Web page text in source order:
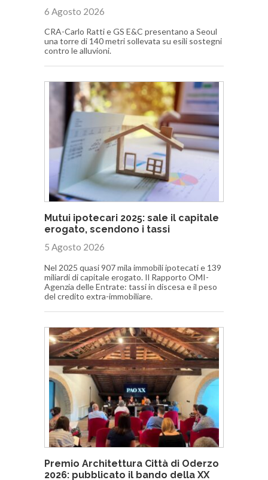
6 Agosto 2026
CRA-Carlo Ratti e GS E&C presentano a Seoul
una torre di 140 metri sollevata su esili sostegni
contro le alluvioni.
Mutui ipotecari 2025: sale il capitale
erogato, scendono i tassi
5 Agosto 2026
Nel 2025 quasi 907 mila immobili ipotecati e 139
miliardi di capitale erogato. Il Rapporto OMI-
Agenzia delle Entrate: tassi in discesa e il peso
del credito extra-immobiliare.
Premio Architettura Città di Oderzo
2026: pubblicato il bando della XX